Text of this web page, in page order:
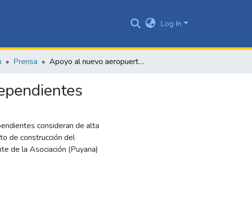
Log In
Prensa Apoyo al nuevo aeropuerto dan los periodistas independientes
consideran de alta
de construcción del
de la Asociación (Puyana)